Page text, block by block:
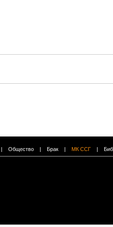
| Общество | Брак | МК ССГ |